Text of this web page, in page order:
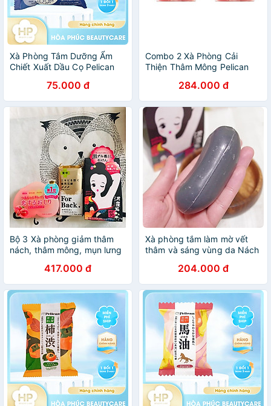
Xà Phòng Tắm Dưỡng Ẩm
Chiết Xuất Dầu Cọ Pelican
75.000 đ
Combo 2 Xà Phòng Cải
Thiện Thâm Mông Pelican
284.000 đ
Bộ 3 Xà phòng giảm thâm
nách, thâm mông, mụn lưng
417.000 đ
Xà phòng tắm làm mờ vết
thâm và sáng vùng da Nách
204.000 đ